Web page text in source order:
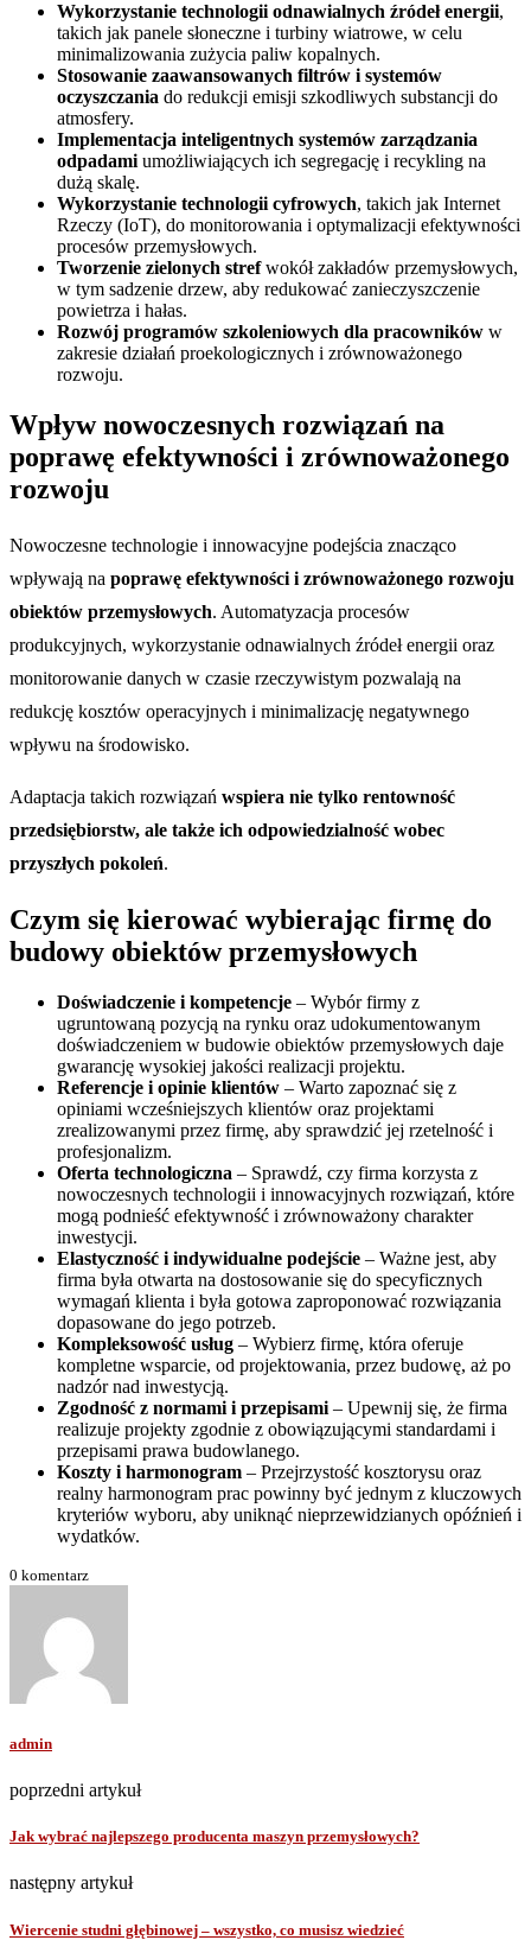
Wykorzystanie technologii odnawialnych źródeł energii,
takich jak panele słoneczne i turbiny wiatrowe, w celu
minimalizowania zużycia paliw kopalnych.
Stosowanie zaawansowanych filtrów i systemów
oczyszczania do redukcji emisji szkodliwych substancji do
atmosfery.
Implementacja inteligentnych systemów zarządzania
odpadami umożliwiających ich segregację i recykling na
dużą skalę.
Wykorzystanie technologii cyfrowych, takich jak Internet
Rzeczy (IoT), do monitorowania i optymalizacji efektywności
procesów przemysłowych.
Tworzenie zielonych strefwokół zakładów przemysłowych,
w tym sadzenie drzew, aby redukować zanieczyszczenie
powietrza i hałas.
Rozwój programów szkoleniowych dla pracowników w
zakresie działań proekologicznych i zrównoważonego
rozwoju.
Wpływ nowoczesnych rozwiązań na
poprawę efektywności i zrównoważonego
rozwoju
Nowoczesne technologie i innowacyjne podejścia znacząco
wpływają na poprawę efektywności i zrównoważonego rozwoju
obiektów przemysłowych. Automatyzacja procesów
produkcyjnych, wykorzystanie odnawialnych źródeł energii oraz
monitorowanie danych w czasie rzeczywistym pozwalają na
redukcję kosztów operacyjnych i minimalizację negatywnego
wpływu na środowisko.
Adaptacja takich rozwiązań wspiera nie tylko rentowność
przedsiębiorstw, ale także ich odpowiedzialność wobec
przyszłych pokoleń.
Czym się kierować wybierając firmę do
budowy obiektów przemysłowych
Doświadczenie i kompetencje – Wybór firmy z
ugruntowaną pozycją na rynku oraz udokumentowanym
doświadczeniem w budowie obiektów przemysłowych daje
gwarancję wysokiej jakości realizacji projektu.
Referencje i opinie klientów – Warto zapoznać się z
opiniami wcześniejszych klientów oraz projektami
zrealizowanymi przez firmę, aby sprawdzić jej rzetelność i
profesjonalizm.
Oferta technologiczna – Sprawdź, czy firma korzysta z
nowoczesnych technologii i innowacyjnych rozwiązań, które
mogą podnieść efektywność i zrównoważony charakter
inwestycji.
Elastyczność i indywidualne podejście – Ważne jest, aby
firma była otwarta na dostosowanie się do specyficznych
wymagań klienta i była gotowa zaproponować rozwiązania
dopasowane do jego potrzeb.
Kompleksowość usług – Wybierz firmę, która oferuje
kompletne wsparcie, od projektowania, przez budowę, aż po
nadzór nad inwestycją.
Zgodność z normami i przepisami – Upewnij się, że firma
realizuje projekty zgodnie z obowiązującymi standardami i
przepisami prawa budowlanego.
Koszty i harmonogram – Przejrzystość kosztorysu oraz
realny harmonogram prac powinny być jednym z kluczowych
kryteriów wyboru, aby uniknąć nieprzewidzianych opóźnień i
wydatków.
0 komentarz
admin
poprzedni artykuł
Jak wybrać najlepszego producenta maszyn przemysłowych?
następny artykuł
Wiercenie studni głębinowej – wszystko, co musisz wiedzieć